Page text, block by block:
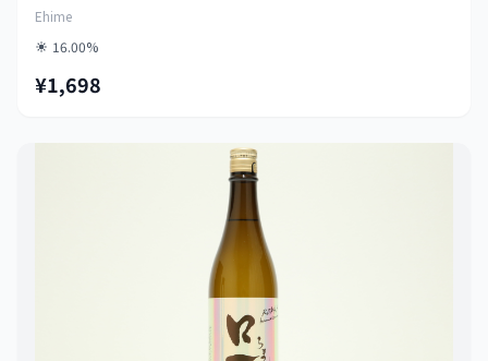
Ehime
16.00%
¥1,698